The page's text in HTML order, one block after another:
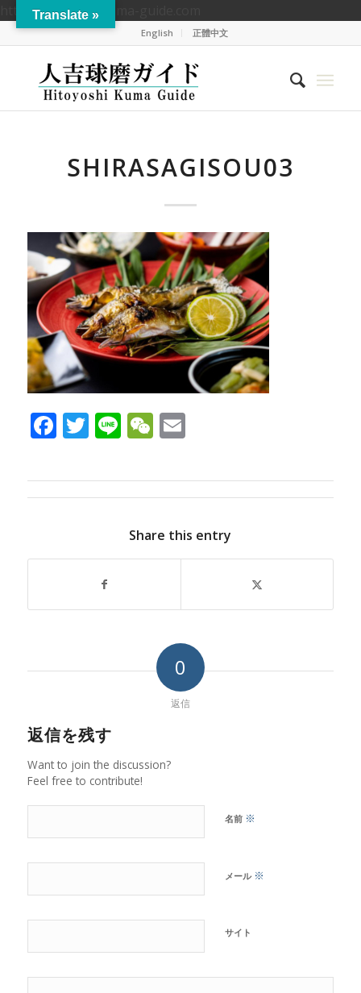
https://hitoyoshikuma-guide.com
English 正體中文
SHIRASAGISOU03
Facebook
Twitter
LineWeChat
Email
Share this entry
0
返信
返信を残す
Want to join the discussion?
Feel free to contribute!
名前 ※
メール ※
サイト
Translate »